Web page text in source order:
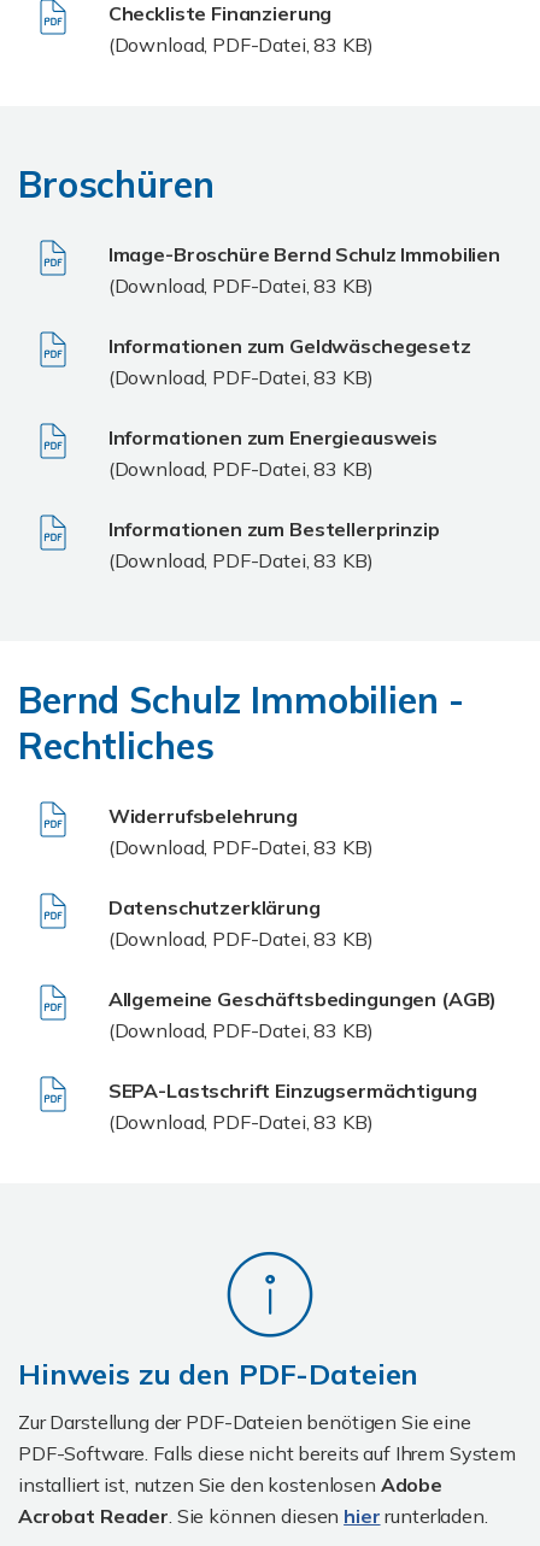
Checkliste Finanzierung
(Download, PDF-Datei, 83 KB)
Broschüren
Image-Broschüre Bernd Schulz Immobilien
(Download, PDF-Datei, 83 KB)
Informationen zum Geldwäschegesetz
(Download, PDF-Datei, 83 KB)
Informationen zum Energieausweis
(Download, PDF-Datei, 83 KB)
Informationen zum Bestellerprinzip
(Download, PDF-Datei, 83 KB)
Bernd Schulz Immobilien -
Rechtliches
Widerrufsbelehrung
(Download, PDF-Datei, 83 KB)
Datenschutzerklärung
(Download, PDF-Datei, 83 KB)
Allgemeine Geschäftsbedingungen (AGB)
(Download, PDF-Datei, 83 KB)
SEPA-Lastschrift Einzugsermächtigung
(Download, PDF-Datei, 83 KB)
Hinweis zu den PDF-Dateien
Zur Darstellung der PDF-Dateien benötigen Sie eine
PDF-Software. Falls diese nicht bereits auf Ihrem System
installiert ist, nutzen Sie den kostenlosen Adobe
Acrobat Reader. Sie können diesen hier runterladen.